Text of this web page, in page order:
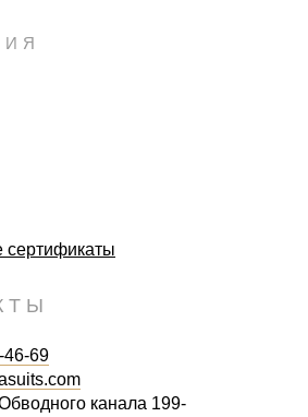
46-69
канала 199-
сертификаты